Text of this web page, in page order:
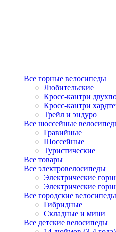
Все горные велосипеды
Любительские
Кросс-кантри
Кросс-кантри
Трейл и эндуро
Все шоссейные
Гравийные
Шоссейные
Туристические
Все товары
Все электровелосипеды
Электрические
Электрические
Все городские велосипеды
Гибридные
Складные и мини
Все детские велосипеды